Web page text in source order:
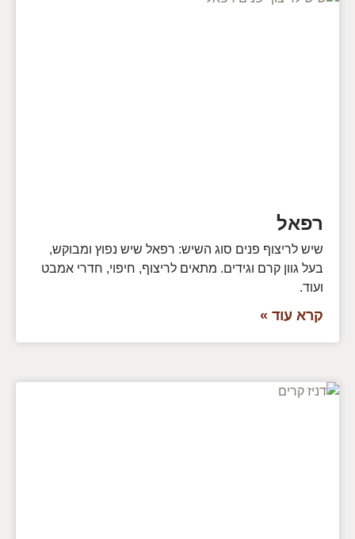
רפאל
שיש לריצוף פנים סוג השיש: רפאל שיש נפוץ ומבוקש,
בעל גוון קרם וגידים. מתאים לריצוף, חיפוי, חדרי אמבט
ועוד.
קרא עוד »